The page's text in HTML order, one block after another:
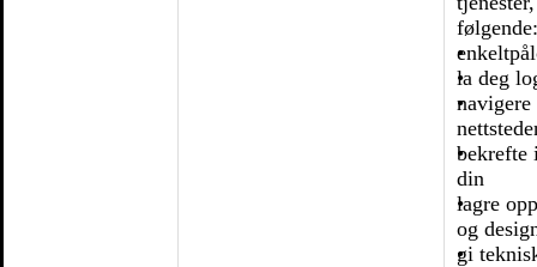
følgende:
la deg
navigere
bekrefte
din
lagre
og
gi